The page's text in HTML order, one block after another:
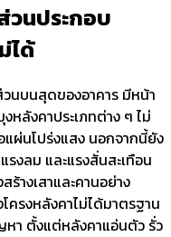
วนประกอบ
ได้
วนบนสุดของอาคาร มีหน้า
ลังคาประเภทต่าง ๆ ไม่
แผ่นโปร่งแสง นอกจากนี้ยัง
รงลม และแรงสั่นสะเทือน
างเสาและคานอย่าง
ครงหลังคาไม่ได้มาตรฐาน
หา ตั้งแต่หลังคาแอ่นตัว รั่ว